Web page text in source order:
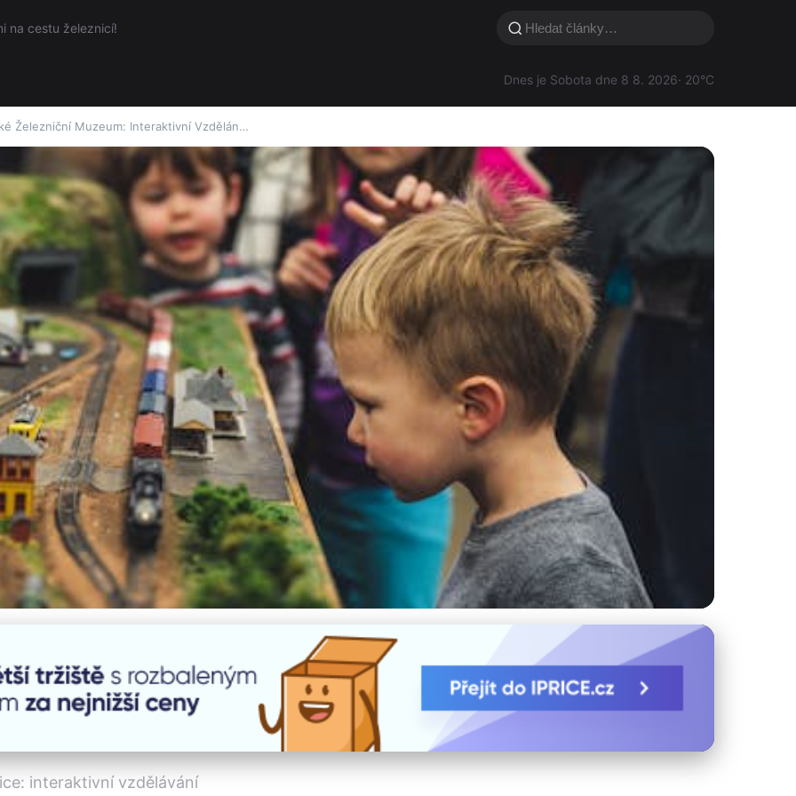
na cestu železnicí!
Dnes je Sobota dne 8 8. 2026· 20°C
Železniční Muzeum: Interaktivní Vzdělán…
Železniční Muzeum: Interaktivní
interaktivní vzdělávání